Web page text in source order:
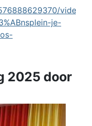
videos/
je-
2025 door